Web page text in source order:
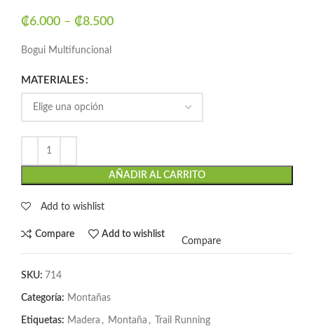
₡6.000 – ₡8.500
Bogui Multifuncional
MATERIALES
AÑADIR AL CARRITO
Add to wishlist
Compare Add to wishlist
Compare
SKU: 714
Categoría: Montañas
Etiquetas: Madera , Montaña , Trail Running